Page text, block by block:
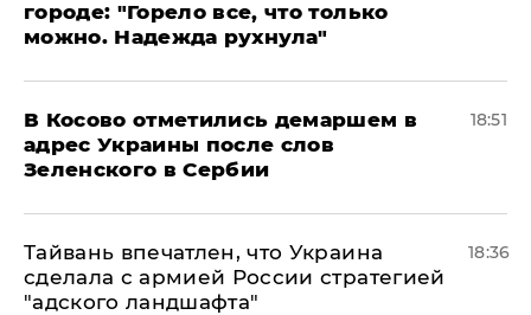
городе: "Горело все, что только
можно. Надежда рухнула"
В Косово отметились демаршем в
адрес Украины после слов
Зеленского в Сербии
18:51
Тайвань впечатлен, что Украина
сделала с армией России стратегией
"адского ландшафта"
18:36